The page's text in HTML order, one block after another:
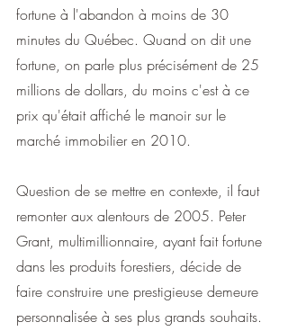
fortune à l'abandon à moins de 30
minutes du Québec. Quand on dit une
fortune, on parle plus précisément de 25
millions de dollars, du moins c'est à ce
prix qu'était affiché le manoir sur le
marché immobilier en 2010.
Question de se mettre en contexte, il faut
remonter aux alentours de 2005. Peter
Grant, multimillionnaire, ayant fait fortune
dans les produits forestiers, décide de
faire construire une prestigieuse demeure
personnalisée à ses plus grands souhaits.